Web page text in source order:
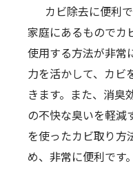
カビ除去に便利で
家庭にあるものでカ
使用する方法が非常
力を活かして、カビ
きます。また、消臭
の不快な臭いを軽減
を使ったカビ取り方
め、非常に便利です。